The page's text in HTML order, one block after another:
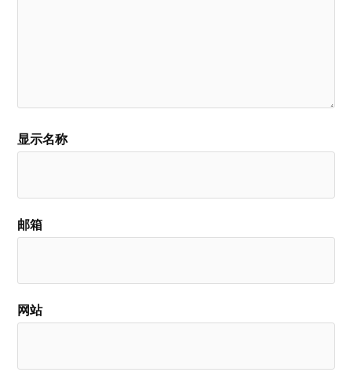
显示名称
邮箱
网站